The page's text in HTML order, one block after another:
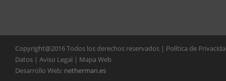
Copyright@2016 Todos los derechos reservados | Política de
Datos | Aviso Legal | Mapa Web
Desarrollo Web: netherman.es